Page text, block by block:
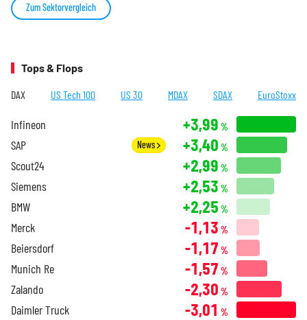
Zum Sektorvergleich
Tops & Flops
DAX US Tech 100 US 30 MDAX SDAX EuroStoxx
Infineon +3,99 %
SAP News +3,40 %
Scout24 +2,99 %
Siemens +2,53 %
BMW +2,25 %
Merck -1,13 %
Beiersdorf -1,17 %
Munich Re -1,57 %
Zalando -2,30 %
Daimler Truck -3,01 %